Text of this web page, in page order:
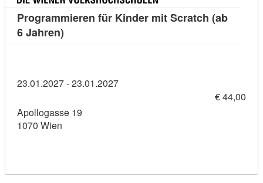
Programmieren für Kinder mit Scratch (ab
6 Jahren)
23.01.2027 - 23.01.2027
€ 44,00
Apollogasse 19
1070 Wien